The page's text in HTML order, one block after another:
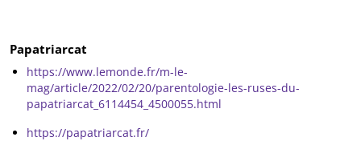
Papatriarcat
https://www.lemonde.fr/m-le-
mag/article/2022/02/20/parentologie-les-ruses-du-
papatriarcat_6114454_4500055.html
https://papatriarcat.fr/